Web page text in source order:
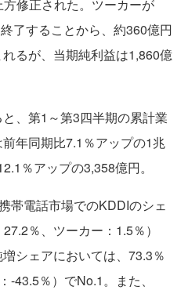
修正された。ツーカーが
了することから、約360億円
るが、当期純利益は1,860億
、第1～第3四半期の累計業
年同期比7.1％アップの1兆
％アップの3,358億円。
帯電話市場でのKDDIのシェ
％、ツーカー：1.5％）
シェアにおいては、73.3％
-43.5％）でNo.1。また、